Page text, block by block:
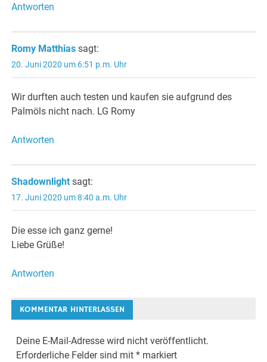
Antworten
Romy Matthias sagt:
20. Juni 2020 um 6:51 p.m. Uhr
Wir durften auch testen und kaufen sie aufgrund des
Palmöls nicht nach. LG Romy
Antworten
Shadownlight sagt:
17. Juni 2020 um 8:40 a.m. Uhr
Die esse ich ganz gerne!
Liebe Grüße!
Antworten
KOMMENTAR HINTERLASSEN
Deine E-Mail-Adresse wird nicht veröffentlicht.
Erforderliche Felder sind mit* markiert